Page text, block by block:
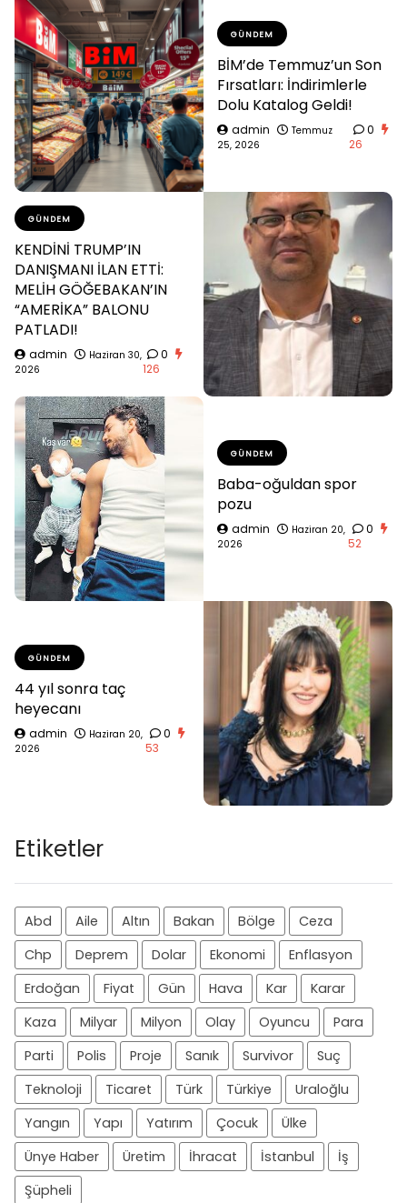
GÜNDEM
BİM’de Temmuz’un Son
Fırsatları: İndirimlerle
Dolu Katalog Geldi!
admin
Temmuz
25, 2026
0
26
GÜNDEM
KENDİNİ TRUMP’IN
DANIŞMANI İLAN ETTİ:
MELİH GÖĞEBAKAN’IN
“AMERİKA” BALONU
PATLADI!
admin
Haziran 30,
2026
0
126
GÜNDEM
Baba-oğuldan spor
pozu
admin
Haziran 20,
2026
0
52
GÜNDEM
44 yıl sonra taç
heyecanı
admin
Haziran 20,
2026
0
53
Etiketler
Abd Aile Altın Bakan Bölge
Ceza
Chp
Deprem Dolar Ekonomi
Enflasyon
Erdoğan
Fiyat Gün Hava Kar
Karar
Kaza
Milyar Milyon Olay Oyuncu
Para
Parti
Polis Proje Sanık Survivor
Suç
Teknoloji
Ticaret Türk Türkiye
Uraloğlu
Yangın
Yapı Yatırım Çocuk
Ülke
Ünye Haber
Üretim İhracat İstanbul
İş
Şüpheli